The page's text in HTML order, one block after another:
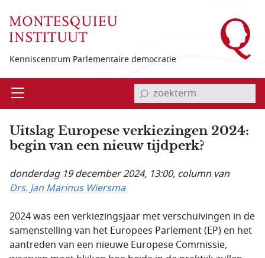
Kenniscentrum Parlementaire democratie
Open invoerveld zoekterm
Uitslag Europese verkiezingen 2024:
begin van een nieuw tijdperk?
donderdag 19 december 2024, 13:00, column van
Drs. Jan Marinus Wiersma
2024 was een verkiezingsjaar met verschuivingen in de
samenstelling van het Europees Parlement (EP) en het
aantreden van een nieuwe Europese Commissie,